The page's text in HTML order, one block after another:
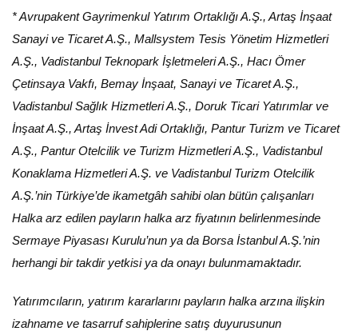
* Avrupakent Gayrimenkul Yatırım Ortaklığı A.Ş., Artaş İnşaat
Sanayi ve Ticaret A.Ş., Mallsystem Tesis Yönetim Hizmetleri
A.Ş., Vadistanbul Teknopark İşletmeleri A.Ş., Hacı Ömer
Çetinsaya Vakfı, Bemay İnşaat, Sanayi ve Ticaret A.Ş.,
Vadistanbul Sağlık Hizmetleri A.Ş., Doruk Ticari Yatırımlar ve
İnşaat A.Ş., Artaş İnvest Adi Ortaklığı, Pantur Turizm ve Ticaret
A.Ş., Pantur Otelcilik ve Turizm Hizmetleri A.Ş., Vadistanbul
Konaklama Hizmetleri A.Ş. ve Vadistanbul Turizm Otelcilik
A.Ş.’nin Türkiye’de ikametgâh sahibi olan bütün çalışanları
Halka arz edilen payların halka arz fiyatının belirlenmesinde
Sermaye Piyasası Kurulu’nun ya da Borsa İstanbul A.Ş.’nin
herhangi bir takdir yetkisi ya da onayı bulunmamaktadır.
Yatırımcıların, yatırım kararlarını payların halka arzına ilişkin
izahname ve tasarruf sahiplerine satış duyurusunun